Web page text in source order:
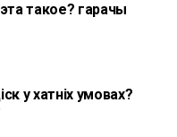
такое? гарачы
у хатніх умовах?